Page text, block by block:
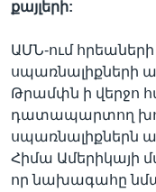
քայլերի:
ԱՄՆ-ում
սպառնալիքների
Թրամփն ի վերջո
դատապարտող
սպառնալիքներն
Հիմա Ամերիկայի
որ նախագահը